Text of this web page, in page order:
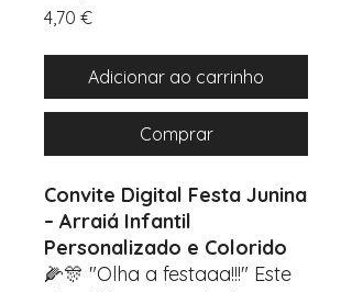
4,70 €Preço
Adicionar ao carrinho
Comprar
Convite Digital Festa Junina
– Arraiá Infantil
Personalizado e Colorido
🌽🎊 "Olha a festaaa!!!" Este